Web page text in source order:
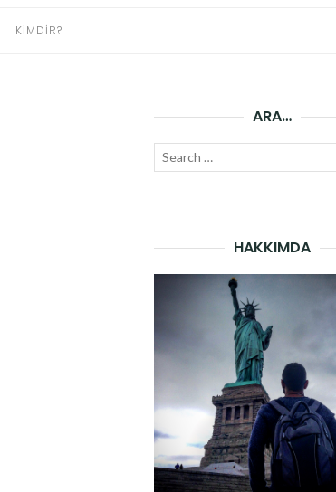
KIMDIR?
ARA…
Search
HAKKIMDA